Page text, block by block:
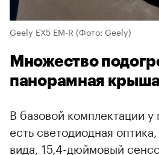
Geely EX5 EM-R (Фото: Geely)
Множество
панорамная крыша
В базовой комплектации
есть светодиодная
вида, 15,4-дюймовый